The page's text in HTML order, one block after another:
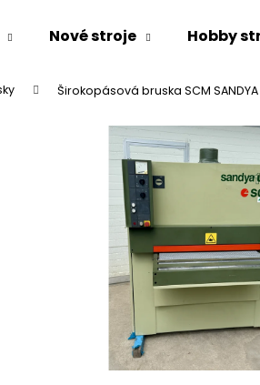
Nové stroje Hobby
Širokopásová bruska SCM
Co potřebujete najít?
Doporučujeme